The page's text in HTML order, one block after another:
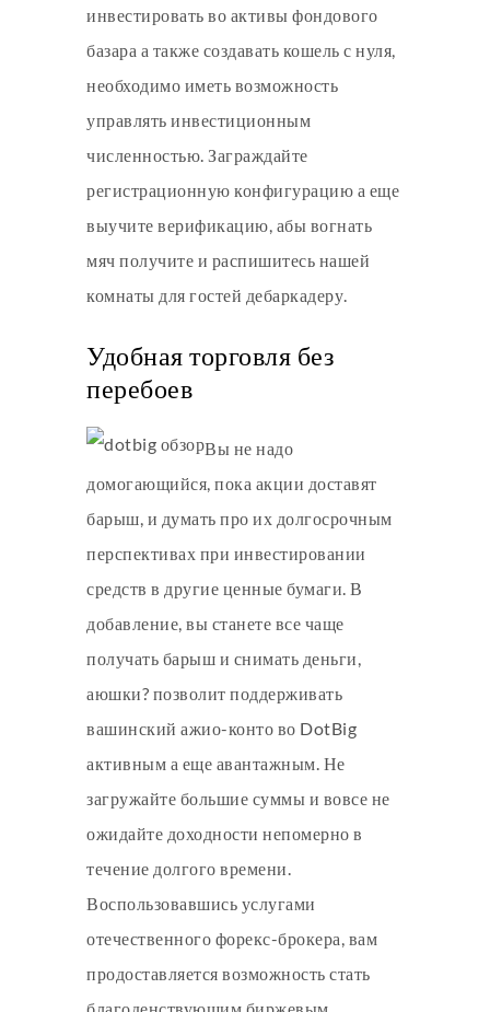
инвестировать во активы фондового
базара а также создавать кошель с нуля,
необходимо иметь возможность
управлять инвестиционным
численностью. Заграждайте
регистрационную конфигурацию а еще
выучите верификацию, абы вогнать
мяч получите и распишитесь нашей
комнаты для гостей дебаркадеру.
Удобная торговля без
перебоев
Вы не надо
домогающийся, пока акции доставят
барыш, и думать про их долгосрочным
перспективах при инвестировании
средств в другие ценные бумаги. В
добавление, вы станете все чаще
получать барыш и снимать деньги,
аюшки? позволит поддерживать
вашинский ажио-конто во DotBig
активным а еще авантажным. Не
загружайте большие суммы и вовсе не
ожидайте доходности непомерно в
течение долгого времени.
Воспользовавшись услугами
отечественного форекс-брокера, вам
продоставляется возможность стать